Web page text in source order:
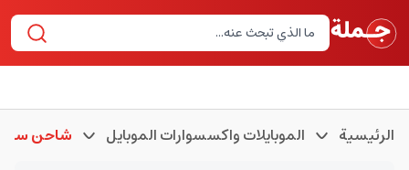
الرئيسية الموبايلات واكسسوارات الموبايل شاحن